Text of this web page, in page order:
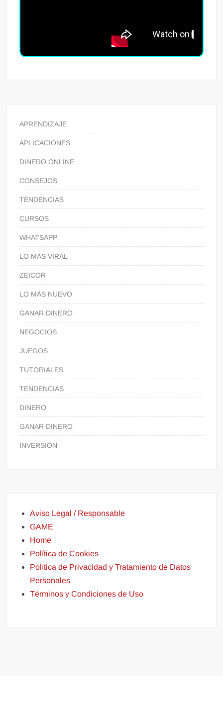
APRENDIZAJE
APLICACIONES
DINERO ONLINE
CONSEJOS
TENDENCIAS
CURSOS
WHATSAPP
LO MÁS VIRAL
ZEICOR
LO MÁS NUEVO
GANAR DINERO
NEGOCIOS
JUEGOS
TUTORIALES
TENDENCIAS
DINERO
GANAR DINERO
INVERSIÓN
Aviso Legal / Responsable
GAME
Home
Política de Cookies
Política de Privacidad y Tratamiento de Datos
Personales
Términos y Condiciones de Uso